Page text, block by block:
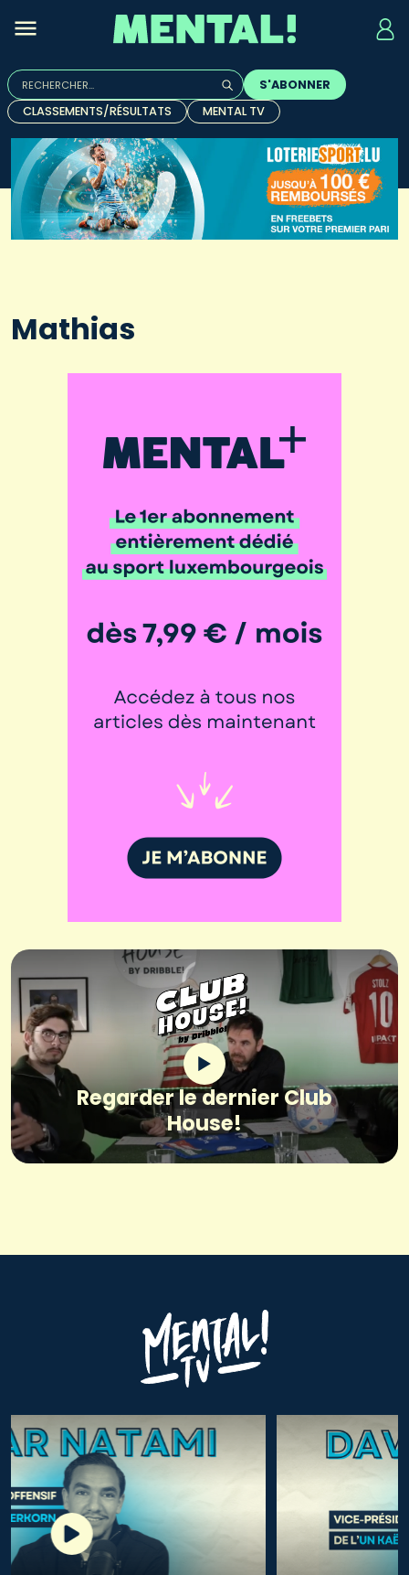
Rechercher :
Quand les résultats de l'auto-complétion sont
S'ABONNER
CLASSEMENTS/RÉSULTATS
MENTAL TV
Mathias
Regarder le dernier Club
House!